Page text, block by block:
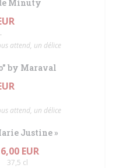
Minuty
attend, un délice
by Maraval
attend, un délice
Justine »
EUR
37,5 cl